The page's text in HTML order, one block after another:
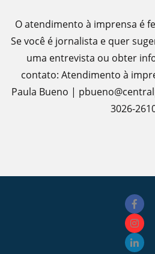
O atendimento à imprensa é
Se você é jornalista e quer
uma entrevista ou obter
contato: Atendimento à
Paula Bueno |
3026-